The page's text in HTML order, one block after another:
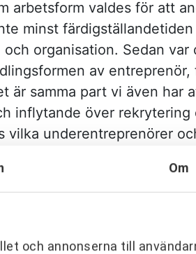
Om
och annonserna till
arbetsform valdes för att
minst
organisation. Sedan
av entreprenör,
är samma part vi även har
inflytande över rekrytering
vilka underentreprenörer
Så det var en
med utfallet av vad vi
i Sverige?